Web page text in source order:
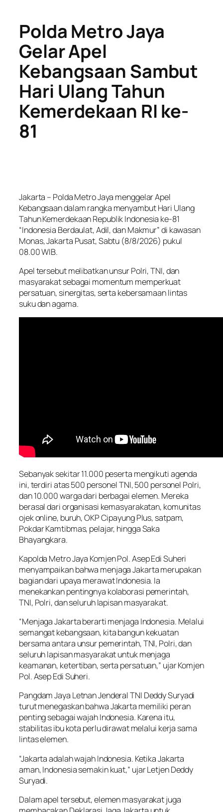
Polda Metro Jaya
Gelar Apel
Kebangsaan Sambut
Hari Ulang Tahun
Kemerdekaan RI ke-
81
Jakarta – Polda Metro Jaya menggelar Apel
Kebangsaan dalam rangka menyambut Hari Ulang
Tahun Kemerdekaan Republik Indonesia ke-81
“Indonesia Berdaulat, Adil, dan Makmur” di kawasan
Monas, Jakarta Pusat, Sabtu (8/8/2026) pukul
08.00 WIB.
Apel tersebut melibatkan unsur Polri, TNI, dan
masyarakat sebagai momentum memperkuat
persatuan, sinergitas, serta kebersamaan lintas
suku dan agama.
Sebanyak sekitar 11.000 peserta mengikuti agenda
ini, terdiri atas 500 personel TNI, 500 personel Polri,
dan 10.000 warga dari berbagai elemen. Mereka
berasal dari organisasi kemasyarakatan, komunitas
ojek online, buruh, OKP Cipayung Plus, satpam,
Pokdar Kamtibmas, pelajar, hingga Saka
Bhayangkara.
Kapolda Metro Jaya Komjen Pol. Asep Edi Suheri
menyampaikan bahwa menjaga Jakarta merupakan
bagian dari upaya merawat Indonesia. Ia
menekankan pentingnya kolaborasi pemerintah,
TNI, Polri, dan seluruh lapisan masyarakat.
“Menjaga Jakarta berarti menjaga Indonesia. Melalui
semangat kebangsaan, kita bangun kekuatan
bersama antara unsur pemerintah, TNI, Polri, dan
seluruh lapisan masyarakat untuk menjaga
keamanan, ketertiban, serta persatuan,” ujar Komjen
Pol. Asep Edi Suheri.
Pangdam Jaya Letnan Jenderal TNI Deddy Suryadi
turut menegaskan bahwa Jakarta memiliki peran
penting sebagai wajah Indonesia. Karena itu,
stabilitas ibu kota perlu dirawat melalui kerja sama
lintas elemen.
“Jakarta adalah wajah Indonesia. Ketika Jakarta
aman, Indonesia semakin kuat,” ujar Letjen Deddy
Suryadi.
Dalam apel tersebut, elemen masyarakat juga